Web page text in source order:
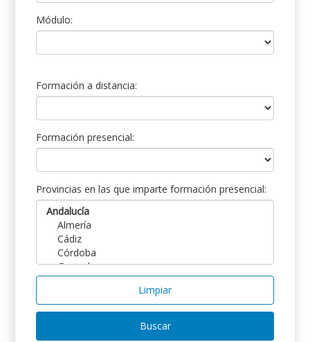
Módulo:
Formación a distancia:
Formación presencial:
Provincias en las que imparte formación presencial:
Limpiar
Buscar